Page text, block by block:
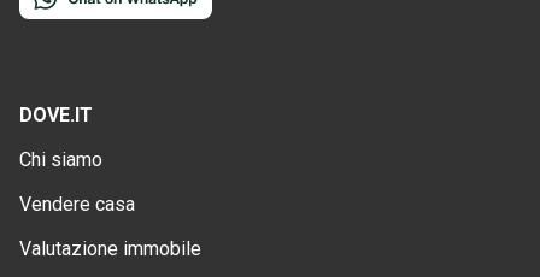
DOVE.IT
Chi siamo
Vendere casa
Valutazione immobile